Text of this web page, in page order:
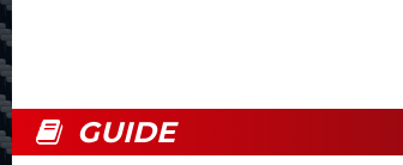
GUIDE